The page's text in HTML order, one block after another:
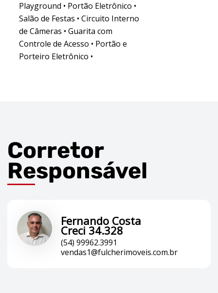
Playground • Portão Eletrônico •
Salão de Festas • Circuito Interno
de Câmeras • Guarita com
Controle de Acesso • Portão e
Porteiro Eletrônico •
Corretor
Responsável
Fernando Costa
Creci 34.328
(54) 99962.3991
vendas1@fulcherimoveis.com.br